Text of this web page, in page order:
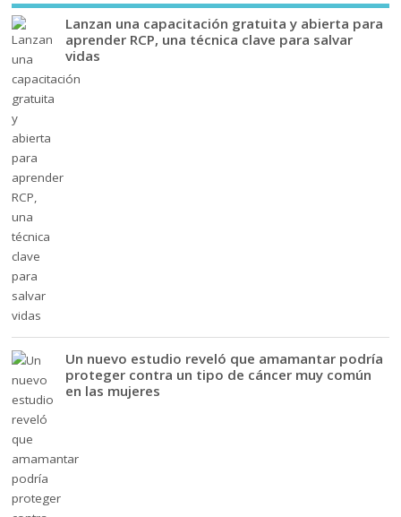
Lanzan una capacitación gratuita y abierta para
aprender RCP, una técnica clave para salvar
vidas
Un nuevo estudio reveló que amamantar podría
proteger contra un tipo de cáncer muy común
en las mujeres